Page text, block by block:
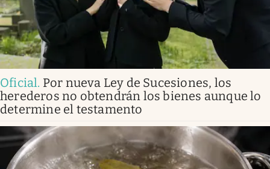
Oficial. Por nueva Ley de Sucesiones, los
herederos no obtendrán los bienes aunque lo
determine el testamento